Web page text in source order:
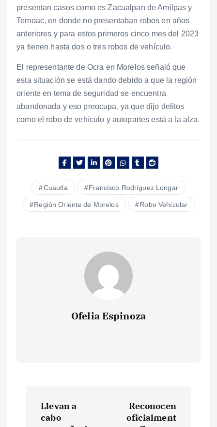
presentan casos como es Zacualpan de Amilpas y
Temoac, en donde no presentaban robos en años
anteriores y para estos primeros cinco mes del 2023
ya tienen hasta dos o tres robos de vehículo.
El representante de Ocra en Morelos señaló que
esta situación se está dando debido a que la región
oriente en tema de seguridad se encuentra
abandonada y eso preocupa, ya que dijo delitos
como el robo de vehículo y autopartes está a la alza.
Cuautla Francisco Rodríguez Longar
Región Oriente de Morelos Robo Vehícular
Ofelia Espinoza
Llevan a
cabo
Reconocen
oficialment